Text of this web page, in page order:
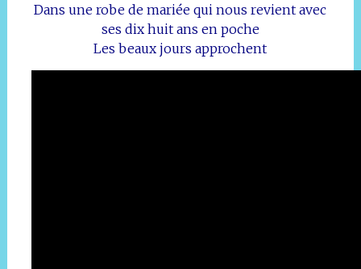
Dans une robe de mariée qui nous revient avec
ses dix huit ans en poche
Les beaux jours approchent